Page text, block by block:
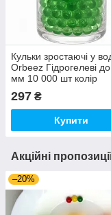
Кульки зростаючі у
Orbeez Гідрогелеві
мм 10 000 шт колір
Зелений (01838)
297 ₴
Купити
Акційні
–20%